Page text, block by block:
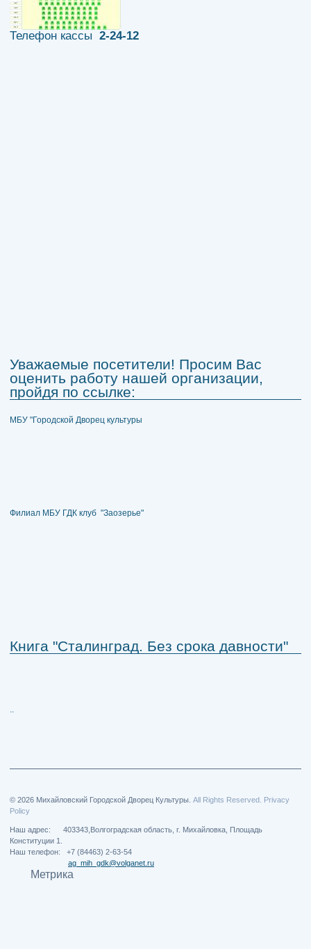
Телефон кассы 2-24-12
Уважаемые посетители! Просим Вас
оценить работу нашей организации,
пройдя по ссылке:
МБУ "Городской Дворец культуры
Филиал МБУ ГДК клуб "Заозерье"
Книга "Сталинград. Без срока давности"
© 2026 Михайловский Городской Дворец Культуры. All Rights Reserved. Privacy
Policy
Наш адрес: 403343,Волгоградская область, г. Михайловка, Площадь
Конституции 1.
Наш телефон: +7 (84463) 2-63-54
ag_mih_gdk@volganet.ru
Метрика